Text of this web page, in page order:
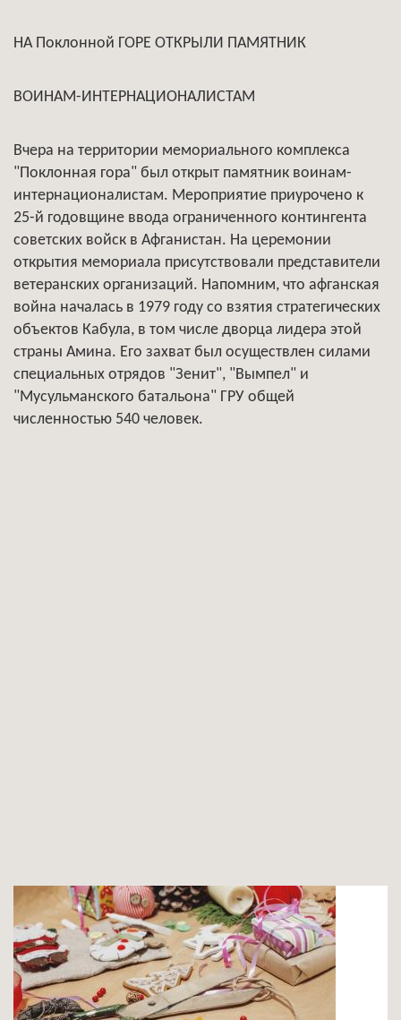
НА Поклонной ГОРЕ ОТКРЫЛИ ПАМЯТНИК
ВОИНАМ-ИНТЕРНАЦИОНАЛИСТАМ
Вчера на территории мемориального комплекса
"Поклонная гора" был открыт памятник воинам-
интернационалистам. Мероприятие приурочено к
25-й годовщине ввода ограниченного контингента
советских войск в Афганистан. На церемонии
открытия мемориала присутствовали представители
ветеранских организаций. Напомним, что афганская
война началась в 1979 году со взятия стратегических
объектов Кабула, в том числе дворца лидера этой
страны Амина. Его захват был осуществлен силами
специальных отрядов "Зенит", "Вымпел" и
"Мусульманского батальона" ГРУ общей
численностью 540 человек.